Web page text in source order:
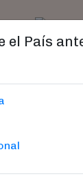
el País